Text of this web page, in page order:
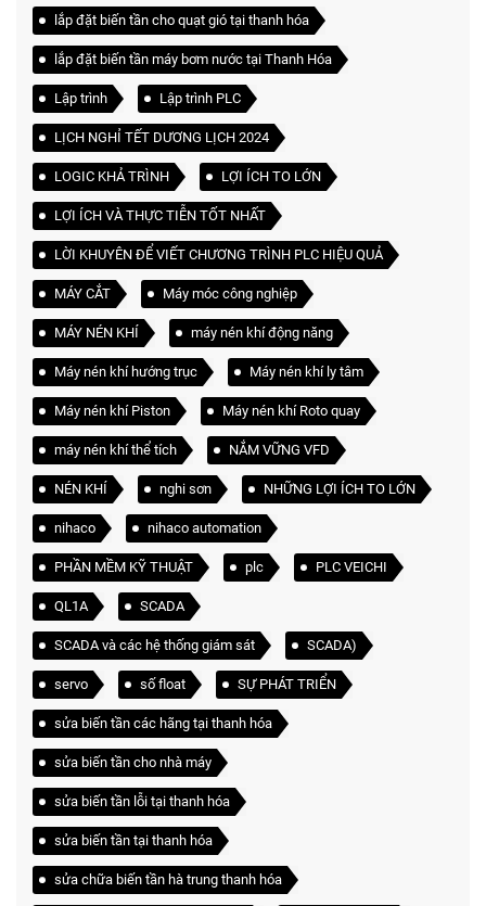
lắp đặt biến tần cho quạt gió tại thanh hóa
lắp đặt biến tần máy bơm nước tại Thanh Hóa
Lập trình Lập trình PLC
LỊCH NGHỈ TẾT DƯƠNG LỊCH 2024
LOGIC KHẢ TRÌNH LỢI ÍCH TO LỚN
LỢI ÍCH VÀ THỰC TIỄN TỐT NHẤT
LỜI KHUYÊN ĐỂ VIẾT CHƯƠNG TRÌNH PLC HIỆU QUẢ
MÁY CẮT Máy móc công nghiệp
MÁY NÉN KHÍ máy nén khí động năng
Máy nén khí hướng trục Máy nén khí ly tâm
Máy nén khí Piston Máy nén khí Roto quay
máy nén khí thể tích NẮM VỮNG VFD
NÉN KHÍ nghi sơn NHỮNG LỢI ÍCH TO LỚN
nihaco nihaco automation
PHẦN MỀM KỸ THUẬT plc PLC VEICHI
QL1A SCADA
SCADA và các hệ thống giám sát SCADA)
servo số float SỰ PHÁT TRIỂN
sửa biến tần các hãng tại thanh hóa
sửa biến tần cho nhà máy
sửa biến tần lỗi tại thanh hóa
sửa biến tần tại thanh hóa
sửa chữa biến tần hà trung thanh hóa